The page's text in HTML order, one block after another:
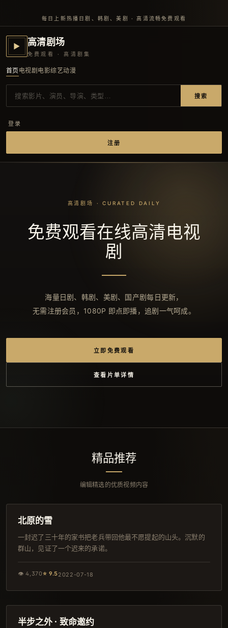
每日上新热播日剧、韩剧、美剧 · 高清流畅免费观看
▶ 高清剧场
免费观看 · 高清剧集
首页电视剧 电影综艺动漫
搜索
登录
注册
免费观看在线高清电视
剧
海量日剧、韩剧、美剧、国产剧每日更新，
无需注册会员，1080P 即点即播，追剧一气呵成。
立即免费观看
查看片单详情
精品推荐
编辑精选的优质视频内容
高分
北原的雪
一封迟了三十年的家书把老兵带回他最不愿提起的山头。沉默的
群山，见证了一个迟来的承诺。
👁4,370⭐ 9.52022-07-18
韩剧
半步之外 · 致命邀约